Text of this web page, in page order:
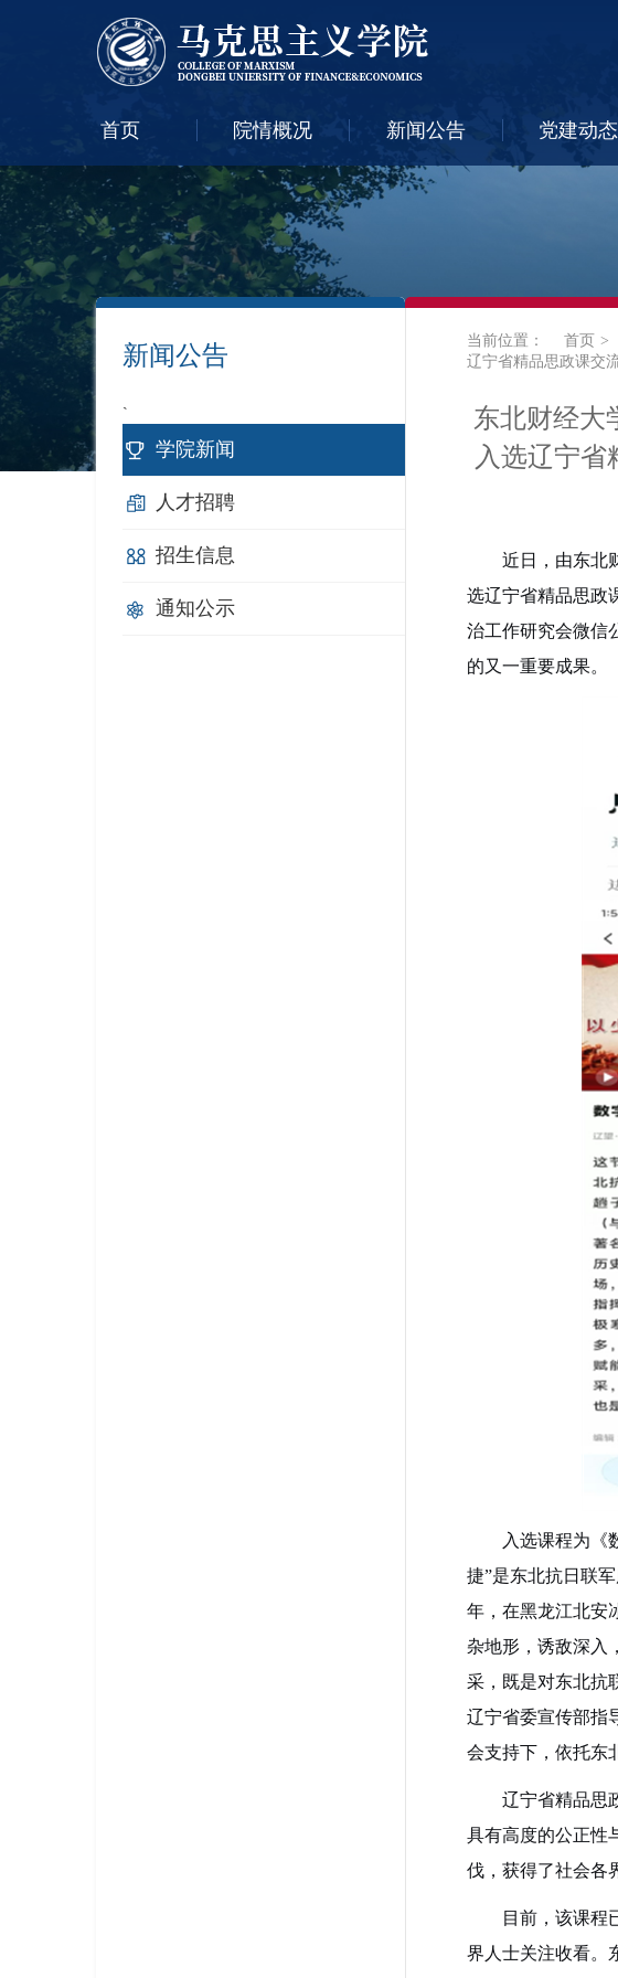
首页 院情概况 新闻公告 党建动态
新闻公告
`
学院新闻
人才招聘
招生信息
通知公示
当前位置： 首页
辽宁省精品思政课交
东北财经大
入选辽宁省
近日，由东北
选辽宁省精品思政
治工作研究会微信
的又一重要成果。
入选课程为《
捷”是东北抗日联
年 ， 在黑龙江北安
杂地形，诱敌深入
采，既是对东北抗
辽宁省委宣传部指
会支持下，依托东
辽宁省精品思
具有高度的公正性
伐，获得了社会各
目前， 该课程
界人士关注收看。